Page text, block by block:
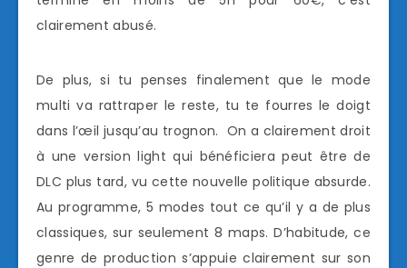
clairement abusé.
De plus, si tu penses finalement que le mode
multi va rattraper le reste, tu te fourres le doigt
dans l’œil jusqu’au trognon. On a clairement droit
à une version light qui bénéficiera peut être de
DLC plus tard, vu cette nouvelle politique absurde.
Au programme, 5 modes tout ce qu’il y a de plus
classiques, sur seulement 8 maps. D’habitude, ce
genre de production s’appuie clairement sur son